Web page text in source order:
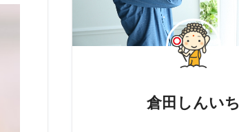
倉田しんいち